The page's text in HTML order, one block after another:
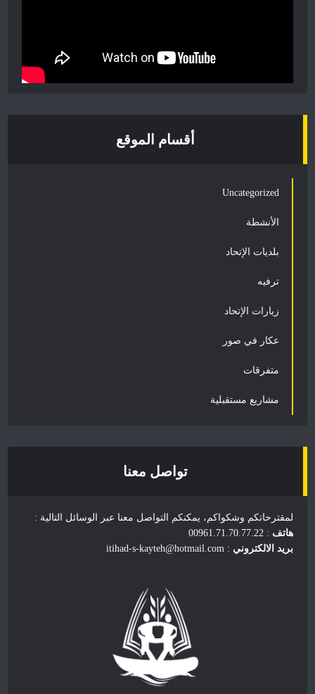
أقسام الموقع
Uncategorized
الأنشطة
بلديات الإتحاد
ترفيه
زيارات الإتحاد
عكار في صور
متفرقات
مشاريع مستقبلية
تواصل معنا
لمقترحاتكم وشكواكم، يمكنكم التواصل معنا عبر الوسائل التالية :
هاتف : 00961.71.70.77.22
بريد الالكتروني : itihad-s-kayteh@hotmail.com